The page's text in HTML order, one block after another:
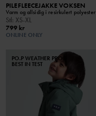
PILEFLEECEJAKKE VOKSEN
Varm og allsidig i resirkulert polyester
Stl: XS-XL
799 kr
ONLINE ONLY
PO.P WEATHER PRO®
BEST IN TEST